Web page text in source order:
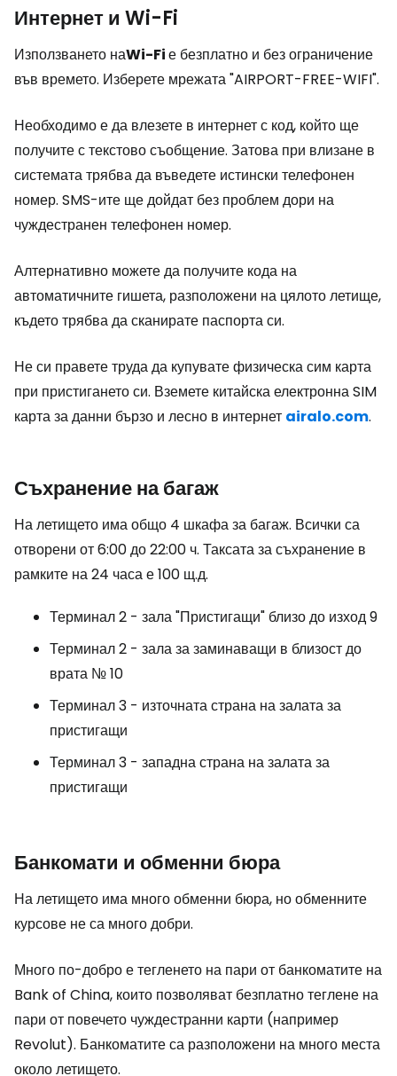
Интернет и Wi-Fi
Използването наWi-Fiе безплатно и без ограничение
във времето. Изберете мрежата "AIRPORT-FREE-WIFI".
Необходимо е да влезете в интернет с код, който ще
получите с текстово съобщение. Затова при влизане в
системата трябва да въведете истински телефонен
номер. SMS-ите ще дойдат без проблем дори на
чуждестранен телефонен номер.
Алтернативно можете да получите кода на
автоматичните гишета, разположени на цялото летище,
където трябва да сканирате паспорта си.
Не си правете труда да купувате физическа сим карта
при пристигането си. Вземете китайска електронна SIM
карта за данни бързо и лесно в интернет airalo.com.
Съхранение на багаж
На летището има общо 4 шкафа за багаж. Всички са
отворени от 6:00 до 22:00 ч. Таксата за съхранение в
рамките на 24 часа е 100 щ.д.
Терминал 2 - зала "Пристигащи" близо до изход 9
Терминал 2 - зала за заминаващи в близост до
врата № 10
Терминал 3 - източната страна на залата за
пристигащи
Терминал 3 - западна страна на залата за
пристигащи
Банкомати и обменни бюра
На летището има много обменни бюра, но обменните
курсове не са много добри.
Много по-добро е тегленето на пари от банкоматите на
Bank of China, които позволяват безплатно теглене на
пари от повечето чуждестранни карти (например
Revolut). Банкоматите са разположени на много места
около летището.